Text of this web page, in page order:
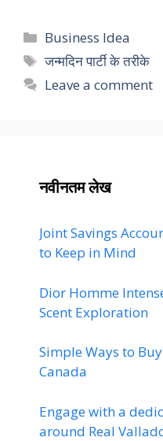
Categories
Business Idea
Tags
जन्मदिन पार्टी के तरीके
Leave a comment
नवीनतम लेख
Joint Savings
to Keep in Mind
Dior Homme
Scent Exploration
Simple Ways to
Canada
Engage with a
around Real